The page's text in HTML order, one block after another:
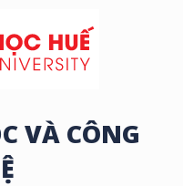
VÀ CÔNG